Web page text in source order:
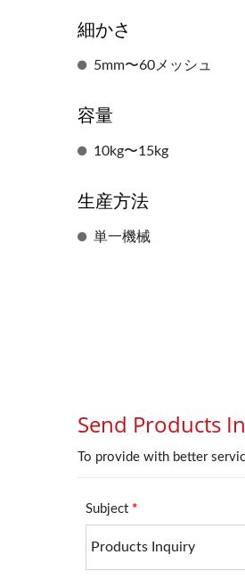
細かさ
5mm〜60メッシュ
容量
10kg〜15kg
生産方法
単一機械